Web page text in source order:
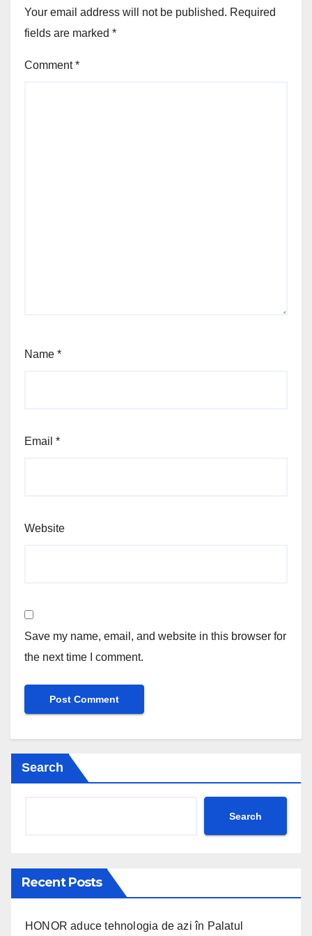
Your email address will not be published. Required
fields are marked *
Comment*
Name *
Email *
Website
Save my name, email, and website in this browser for
the next time I comment.
Search
Search
Recent Posts
HONOR aduce tehnologia de azi în Palatul